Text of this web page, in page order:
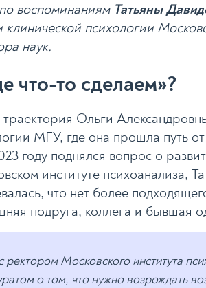
воспоминаниям Татьяны
психологии
наук.
что-то сделаем»?
Ольги
МГУ, где она прошла путь
году поднялся вопрос о
институте психоанализа,
что нет более
подруга, коллега и бывшая
Московского института
о том, что нужно возрождать